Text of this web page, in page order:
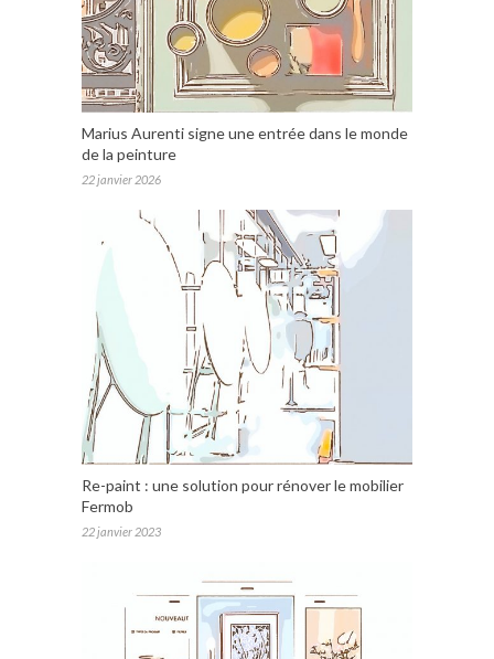
Marius Aurenti signe une entrée dans le monde
de la peinture
22 janvier 2026
Re-paint : une solution pour rénover le mobilier
Fermob
22 janvier 2023